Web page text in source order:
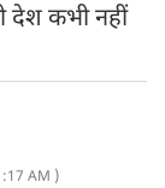
देश कभी नहीं
AM )